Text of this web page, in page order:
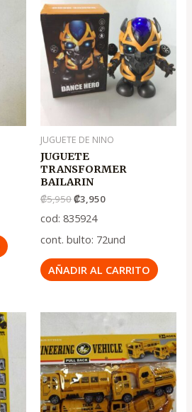
JUGUETE DE NINO
JUGUETE
TRANSFORMER
BAILARIN
₡5,950
precio
original
era:
.
₡5,950
₡3,950
precio
actual
es:
₡3,950
cod: 835924
cont. bulto: 72und
AÑADIR AL CARRITO